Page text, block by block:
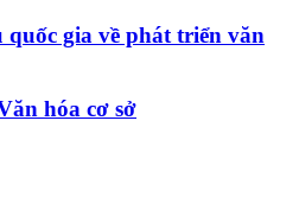
gia về phát triển văn
hóa cơ sở